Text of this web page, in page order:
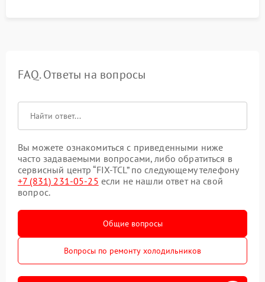
FAQ. Ответы на вопросы
Вы можете ознакомиться с приведенными ниже
часто задаваемыми вопросами, либо обратиться в
сервисный центр “FIX-TCL” по следующему телефону
+7 (831) 231-05-25 если не нашли ответ на свой
вопрос.
Общие вопросы
Вопросы по ремонту холодильников